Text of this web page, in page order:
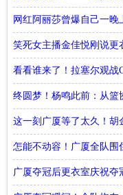
噶…
网红阿丽莎曾爆自己一晚
笑死女主播金佳悦刚说更
看看谁来了！拉塞尔观战
油！
终圆梦！杨鸣此前：从篮
这一刻广厦等了太久！胡
湿润！
怎能不动容！广厦全队
铭徽
广厦夺冠后更衣室庆祝